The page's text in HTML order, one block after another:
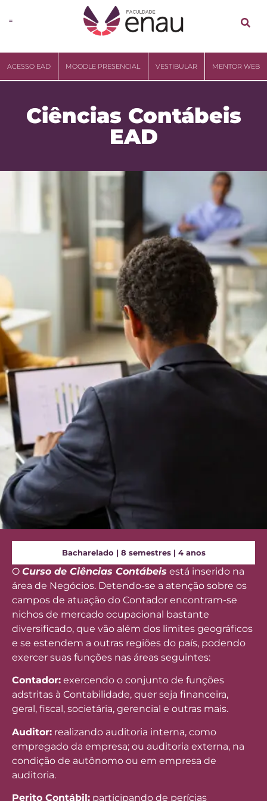
ACESSO EAD MOODLE PRESENCIAL VESTIBULAR MENTOR WEB
Ciências Contábeis
EAD
Bacharelado | 8 semestres | 4 anos
O Curso de Ciências Contábeis está inserido na
área de Negócios. Detendo-se a atenção sobre os
campos de atuação do Contador encontram-se
nichos de mercado ocupacional bastante
diversificado, que vão além dos limites geográficos
e se estendem a outras regiões do país, podendo
exercer suas funções nas áreas seguintes:
Contador: exercendo o conjunto de funções
adstritas à Contabilidade, quer seja financeira,
geral, fiscal, societária, gerencial e outras mais.
Auditor: realizando auditoria interna, como
empregado da empresa; ou auditoria externa, na
condição de autônomo ou em empresa de
auditoria.
Perito Contábil: participando de perícias